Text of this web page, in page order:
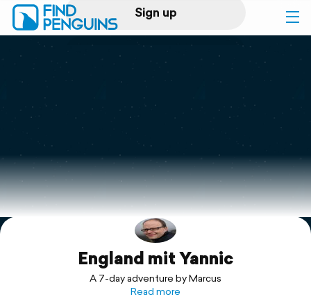
Sign up
Log in
Print a book
Flyover video
Explore
SupportEngland mit Yannic
A 7-day adventure by Marcus
Read more